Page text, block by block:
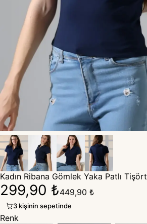
Kadın Ribana Gömlek Yaka Patlı Tişört
299,90 ₺449,90 ₺
3 kişinin sepetinde
Renk